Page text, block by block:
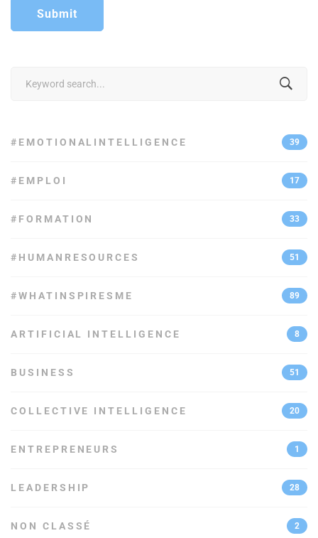
#EMOTIONALINTELLIGENCE 39
#EMPLOI 17
#FORMATION 33
#HUMANRESOURCES 51
#WHATINSPIRESME 89
ARTIFICIAL INTELLIGENCE 8
BUSINESS 51
COLLECTIVE INTELLIGENCE 20
ENTREPRENEURS 1
LEADERSHIP 28
NON CLASSÉ 2